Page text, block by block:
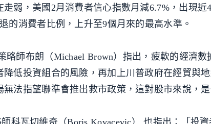
弱，美國2月消費者信心指數月減6.7%，出現
的消費者比例，上升至9個月來的最高水準。
略師布朗（Michael Brown）指出，疲軟的經濟
降低投資組合的風險，再加上川普政府在經貿與
法指望聯準會推出救市政策，這對股市來說，
科瓦切維奇（Boris Kovacevic） 也指出：「投